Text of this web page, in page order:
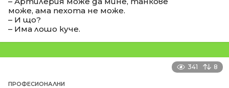
може, ама пехота не може.
– И що?
– Има лошо куче.
341 8
ПРОФЕСИОНАЛНИ